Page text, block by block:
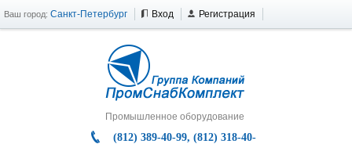
Ваш город: Санкт-Петербург Вход Регистрация
Промышленное оборудование
(812) 389-40-99, (812) 318-40-